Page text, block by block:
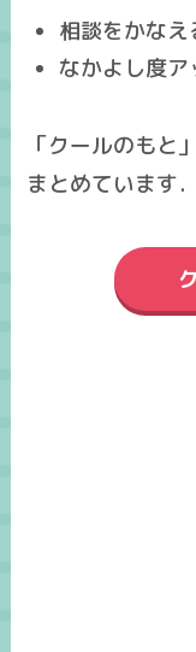
相談をかなえ
なかよし度ア
「クールのもと
まとめています．